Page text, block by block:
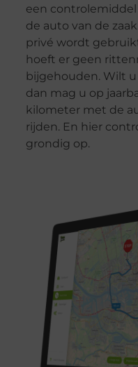
een
de auto van de
privé wordt
hoeft er geen
bijgehouden. Wilt
dan mag u op
kilometer met de
rijden. En hier
grondig op.